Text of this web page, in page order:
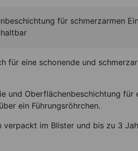
für schmerzarmen
für eine schonende und
und Oberflächenbeschichtung für
ein Führungsröhrchen.
im Blister und bis zu 3
Seirin Typ
x 50 mm, 100
100